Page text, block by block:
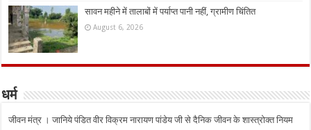
सावन महीने में तालाबों में पर्याप्त पानी नहीं, ग्रामीण चिंतित
August 6, 2026
धर्म
जीवन मंत्र । जानिये पंडित वीर विक्रम नारायण पांडेय जी से दैनिक जीवन के शास्त्रोक्त नियम